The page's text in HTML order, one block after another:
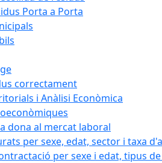
Porta a Porta
correctament
i Anàlisi Econòmica
dona al mercat laboral
per sexe, edat, sector i taxa
per sexe i edat, tipus